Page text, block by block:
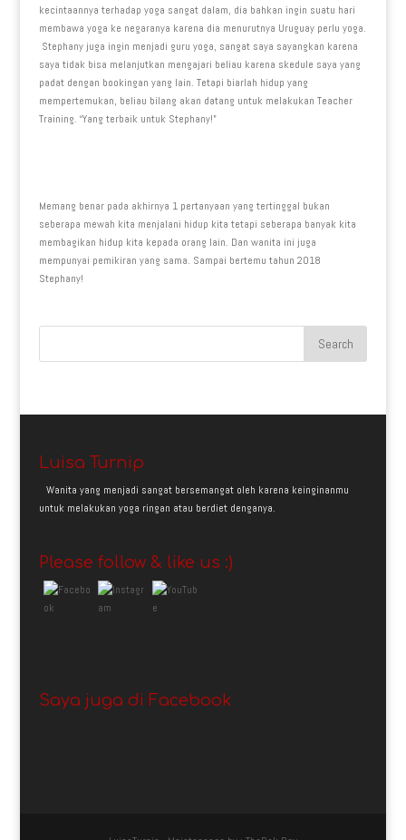
kecintaannya terhadap yoga sangat dalam, dia bahkan ingin suatu hari
membawa yoga ke negaranya karena dia menurutnya Uruguay perlu yoga.
Stephany juga ingin menjadi guru yoga, sangat saya sayangkan karena
saya tidak bisa melanjutkan mengajari beliau karena skedule saya yang
padat dengan bookingan yang lain. Tetapi biarlah hidup yang
mempertemukan, beliau bilang akan datang untuk melakukan Teacher
Training. “Yang terbaik untuk Stephany!”
Memang benar pada akhirnya 1 pertanyaan yang tertinggal bukan
seberapa mewah kita menjalani hidup kita tetapi seberapa banyak kita
membagikan hidup kita kepada orang lain. Dan wanita ini juga
mempunyai pemikiran yang sama. Sampai bertemu tahun 2018
Stephany!
Luisa Turnip
Wanita yang menjadi sangat bersemangat oleh karena keinginanmu
untuk melakukan yoga ringan atau berdiet denganya.
Please follow & like us :)
Saya juga di Facebook